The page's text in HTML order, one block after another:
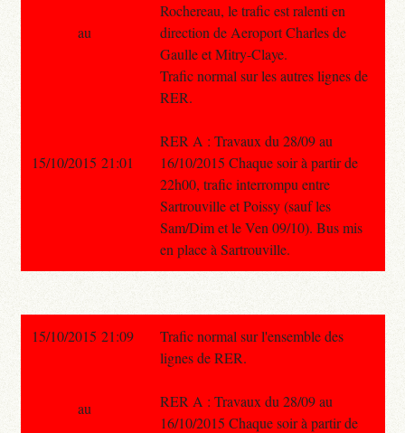
Rochereau, le trafic est ralenti en
direction de Aeroport Charles de
Gaulle et Mitry-Claye.
Trafic normal sur les autres lignes de
RER.
RER A : Travaux du 28/09 au
16/10/2015 Chaque soir à partir de
22h00, trafic interrompu entre
Sartrouville et Poissy (sauf les
Sam/Dim et le Ven 09/10). Bus mis
en place à Sartrouville.
au
15/10/2015 21:01
15/10/2015 21:09
Trafic normal sur l'ensemble des
lignes de RER.
RER A : Travaux du 28/09 au
16/10/2015 Chaque soir à partir de
au